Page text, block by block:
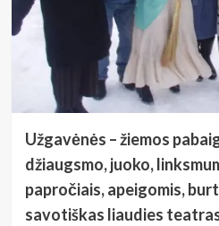
Užgavėnės – žiemos
džiaugsmo, juoko,
papročiais, apeigomis,
savotiškas liaudies